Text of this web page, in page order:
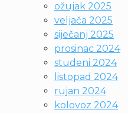
ožujak 2025
veljača 2025
siječanj 2025
prosinac 2024
studeni 2024
listopad 2024
rujan 2024
kolovoz 2024